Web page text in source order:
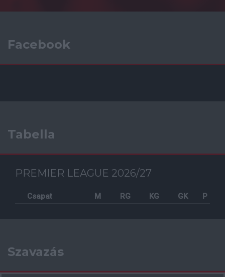
Facebook
Tabella
PREMIER LEAGUE 2026/27
Csapat M RG KG GK P
Szavazás